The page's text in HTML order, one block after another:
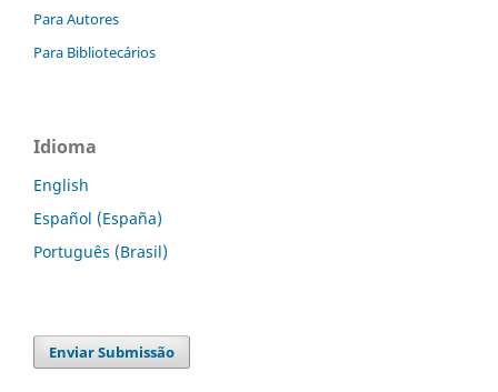
Para Autores
Para Bibliotecários
Idioma
English
Español (España)
Português (Brasil)
Enviar Submissão